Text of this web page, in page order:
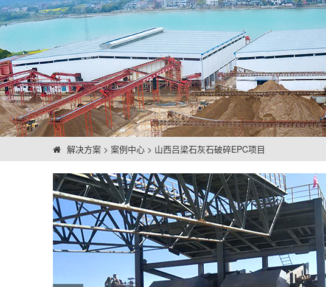
解决方案 > 案例中心 > 山西吕梁石灰石破碎EPC项目